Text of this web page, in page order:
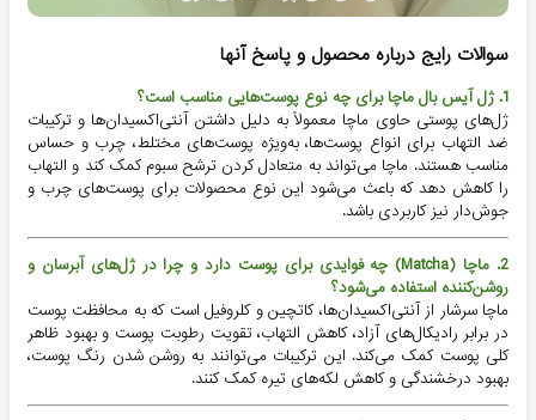
سوالات رایج درباره محصول و پاسخ آنها
1. ژل آیس بال ماچا برای چه نوع پوست‌هایی مناسب است؟
ژل‌های پوستی حاوی ماچا معمولاً به دلیل داشتن آنتی‌اکسیدان‌ها و ترکیبات
ضد التهاب برای انواع پوست‌ها، به‌ویژه پوست‌های مختلط، چرب و حساس
مناسب هستند. ماچا می‌تواند به متعادل کردن ترشح سبوم کمک کند و التهاب
را کاهش دهد که باعث می‌شود این نوع محصولات برای پوست‌های چرب و
جوش‌دار نیز کاربردی باشد.
2. ماچا (Matcha) چه فوایدی برای پوست دارد و چرا در ژل‌های آبرسان و
روشن‌کننده استفاده می‌شود؟
ماچا سرشار از آنتی‌اکسیدان‌ها، کاتچین‌ و کلروفیل است که به محافظت پوست
در برابر رادیکال‌های آزاد، کاهش التهاب، تقویت رطوبت پوست و بهبود ظاهر
کلی پوست کمک می‌کند. این ترکیبات می‌توانند به روشن شدن رنگ پوست،
بهبود درخشندگی و کاهش لکه‌های تیره کمک کنند.